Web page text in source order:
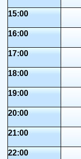
15:00
16:00
17:00
18:00
19:00
20:00
21:00
22:00